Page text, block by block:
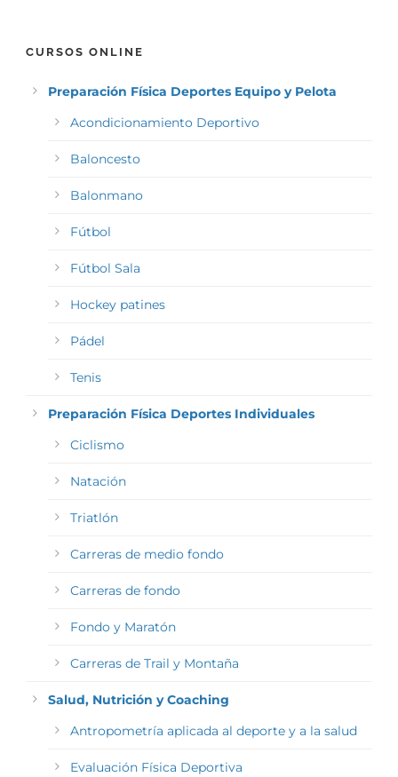
CURSOS ONLINE
Preparación Física Deportes Equipo y Pelota
Acondicionamiento Deportivo
Baloncesto
Balonmano
Fútbol
Fútbol Sala
Hockey patines
Pádel
Tenis
Preparación Física Deportes Individuales
Ciclismo
Natación
Triatlón
Carreras de medio fondo
Carreras de fondo
Fondo y Maratón
Carreras de Trail y Montaña
Salud, Nutrición y Coaching
Antropometría aplicada al deporte y a la salud
Evaluación Física Deportiva